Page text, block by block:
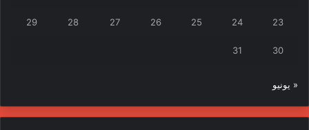
23
24
25
26
27
28
29
30
31
« يونيو